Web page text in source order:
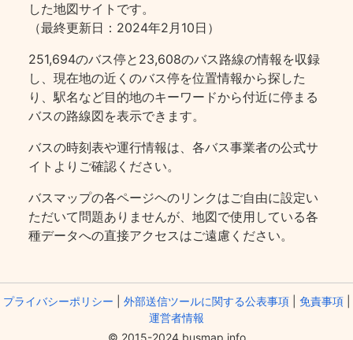
した地図サイトです。
（最終更新日：2024年2月10日）
251,694のバス停と23,608のバス路線の情報を収録
し、現在地の近くのバス停を位置情報から探した
り、駅名など目的地のキーワードから付近に停まる
バスの路線図を表示できます。
バスの時刻表や運行情報は、各バス事業者の公式サ
イトよりご確認ください。
バスマップの各ページヘのリンクはご自由に設定い
ただいて問題ありませんが、地図で使用している各
種データへの直接アクセスはご遠慮ください。
プライバシーポリシー 外部送信ツールに関する公表事項| 免責事項|
運営者情報
© 2015-2024 busmap.info